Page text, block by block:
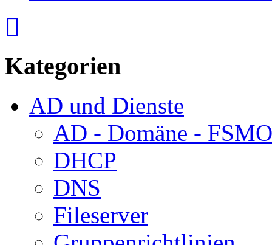
Kategorien
AD und Dienste
AD - Domäne - FSMO
DHCP
DNS
Fileserver